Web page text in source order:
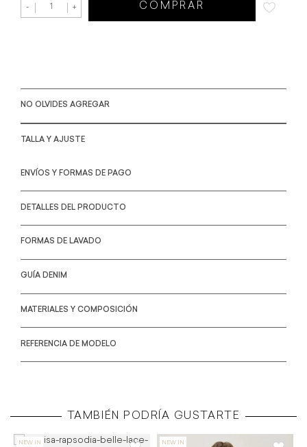
+
- COMPRAR
NO OLVIDES AGREGAR
TALLA Y AJUSTE
ENVÍOS Y FORMAS DE PAGO
DETALLES DEL PRODUCTO
FORMAS DE LAVADO
GUÍA DENIM
MATERIALES Y COMPOSICIÓN
REFERENCIA DE MODELO
TAMBIÉN PODRÍA GUSTARTE